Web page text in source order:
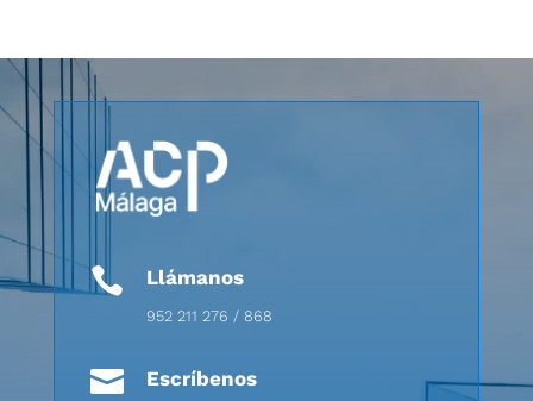
 Llámanos
952 211 276 / 868
 Escríbenos